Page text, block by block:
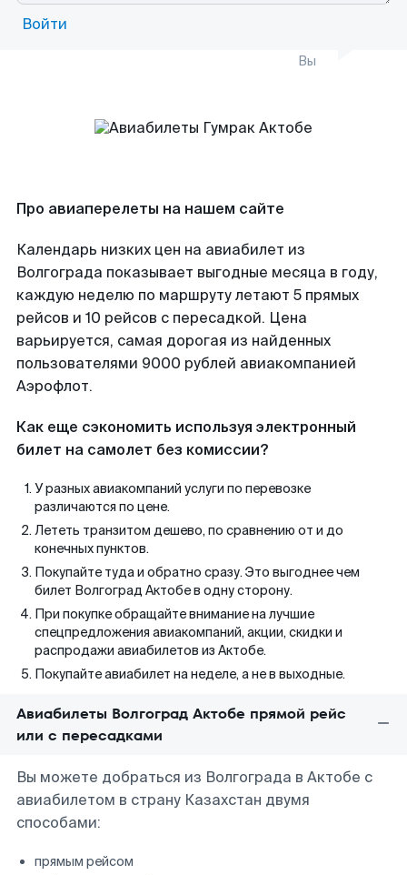
Войти
Вы
Про авиаперелеты на нашем сайте
Календарь низких цен на авиабилет из
Волгограда показывает выгодные месяца в году,
каждую неделю по маршруту летают 5 прямых
рейсов и 10 рейсов с пересадкой. Цена
варьируется, самая дорогая из найденных
пользователями 9000 рублей авиакомпанией
Аэрофлот.
Как еще сэкономить используя электронный
билет на самолет без комиссии?
У разных авиакомпаний услуги по перевозке
различаются по цене.
Лететь транзитом дешево, по сравнению от и до
конечных пунктов.
Покупайте туда и обратно сразу. Это выгоднее чем
билет Волгоград Актобе в одну сторону.
При покупке обращайте внимание на лучшие
спецпредложения авиакомпаний, акции, скидки и
распродажи авиабилетов из Актобе.
Покупайте авиабилет на неделе, а не в выходные.
Авиабилеты Волгоград Актобе прямой рейс
или с пересадками
Вы можете добраться из Волгограда в Актобе с
авиабилетом в страну Казахстан двумя
способами:
прямым рейсом